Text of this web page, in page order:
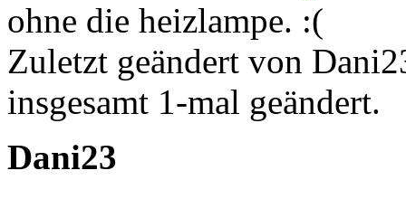
ohne die heizlampe.
Zuletzt geändert von
insgesamt 1-mal geändert.
Dani23